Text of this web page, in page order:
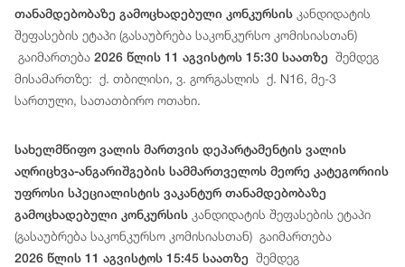
თანამდებობაზე გამოცხადებული კონკურსის კანდიდატის
შეფასების ეტაპი (გასაუბრება საკონკურსო კომისიასთან)
გაიმართება 2026 წლის 11 აგვისტოს 15:30 საათზე შემდეგ
მისამართზე: ქ. თბილისი, ვ. გორგასლის ქ. N16, მე-3
სართული, სათათბირო ოთახი.
სახელმწიფო ვალის მართვის დეპარტამენტის ვალის
აღრიცხვა-ანგარიშგების სამმართველოს მეორე კატეგორიის
უფროსი სპეციალისტის ვაკანტურ თანამდებობაზე
გამოცხადებული კონკურსის კანდიდატის შეფასების ეტაპი
(გასაუბრება საკონკურსო კომისიასთან) გაიმართება
2026 წლის 11 აგვისტოს 15:45 საათზე შემდეგ